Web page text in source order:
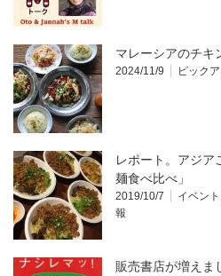
マレーシアのチキ
2024/11/9 ピック
レポート。アジア
麺食べ比べ」
2019/10/7 イベント
報
販売書店が増えま